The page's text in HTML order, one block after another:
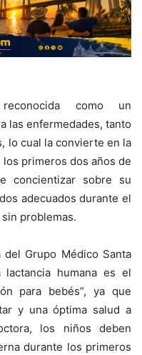
como un
las enfermedades, tanto
lo cual la convierte en la
primeros dos años de
concientizar sobre su
adecuados durante el
problemas.
del Grupo Médico Santa
lactancia humana es el
para bebés”, ya que
y una óptima salud a
los niños deben
durante los primeros